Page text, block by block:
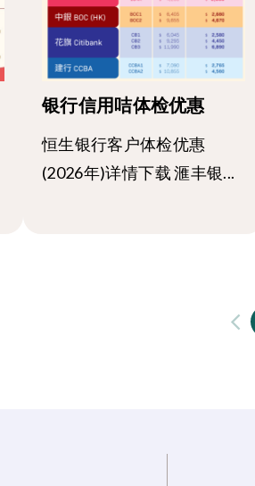
银行信用咭体检优惠
恒生银行客户体检优惠
(2026年)详情下载 滙丰银...